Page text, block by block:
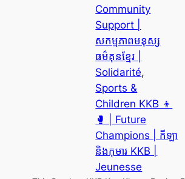
Community
Support |
សកម្មភាពមនុស្ស
ធម៌គុនខ្មែរ |
Solidarité
Sports &
Children KKB 👦
🥊 | Future
Champions | កីឡា
និងកុមារ KKB |
Jeunesse